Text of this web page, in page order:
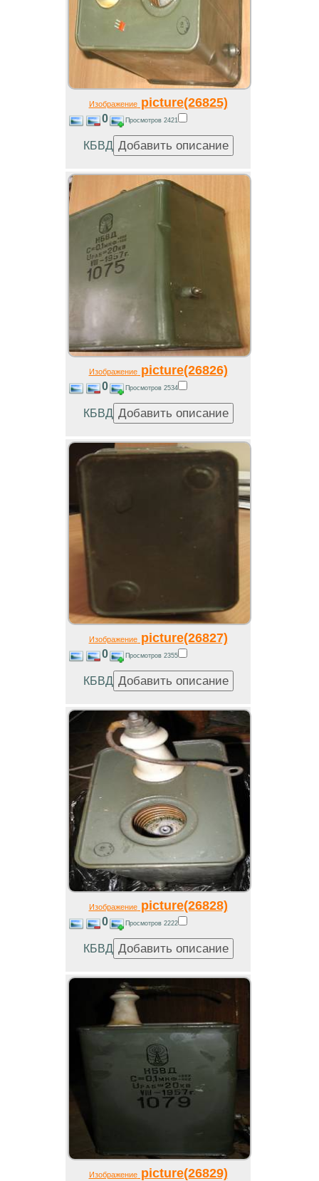
Изображениеpicture(26825)
0 Просмотров 2421
КБВД
Изображениеpicture(26826)
0 Просмотров 2534
КБВД
Изображениеpicture(26827)
0 Просмотров 2355
КБВД
Изображениеpicture(26828)
0 Просмотров 2222
КБВД
Изображениеpicture(26829)